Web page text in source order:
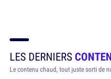
LES DERNIERS
Le contenu chaud, tout juste sorti de